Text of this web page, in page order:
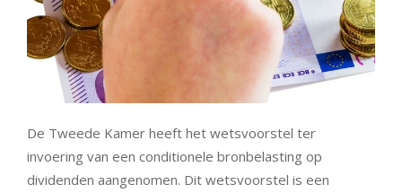
De Tweede Kamer heeft het wetsvoorstel ter
invoering van een conditionele bronbelasting op
dividenden aangenomen. Dit wetsvoorstel is een